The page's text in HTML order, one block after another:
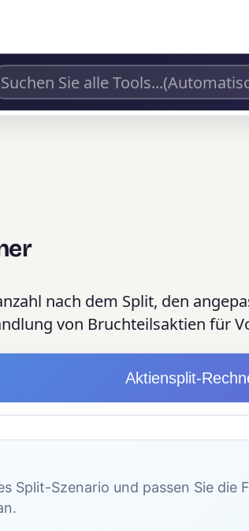
nach dem Split, den
von Bruchteilsaktien für
Aktiensplit-
Split-Szenario und passen Sie die